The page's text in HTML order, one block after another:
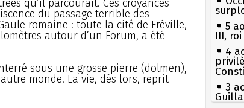
qu’il parcourait. Ces croyances
du passage terrible des
romaine : toute la cité de Fréville,
autour d’un Forum, a été
sous une grosse pierre (dolmen),
monde. La vie, dès lors, reprit
5
III,
4
3